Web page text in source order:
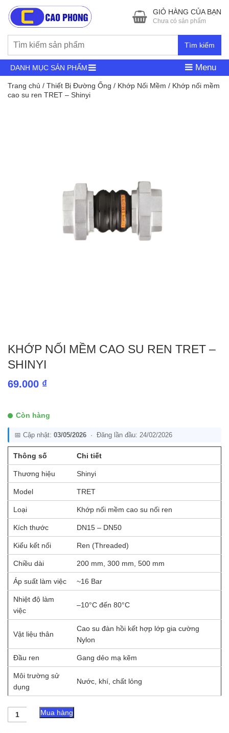
Tìm kiếm
GIỎ HÀNG CỦA BẠN
Chưa có sản phẩm
DANH MỤC SẢN PHẨM Menu
Trang chủ / Thiết Bị Đường Ống / Khớp Nối Mềm / Khớp nối mềm
cao su ren TRET – Shinyi
KHỚP NỐI MỀM CAO SU REN TRET –
SHINYI
69.000 ₫
Còn hàng
📅 Cập nhật: 03/05/2026 · Đăng lần đầu: 24/02/2026
Thông số Chi tiết
Thương hiệu Shinyi
Model TRET
Loại Khớp nối mềm cao su nối ren
Kích thước DN15 – DN50
Kiểu kết nối Ren (Threaded)
Chiều dài 200 mm, 300 mm, 500 mm
Áp suất làm việc ~16 Bar
Nhiệt độ làm
việc
–10°C đến 80°C
Vật liệu thân
Cao su đàn hồi kết hợp lớp gia cường
Nylon
Đầu ren Gang dẻo mạ kẽm
Môi trường sử
dụng
Nước, khí, chất lỏng
Khớp
nối
Mua hàng